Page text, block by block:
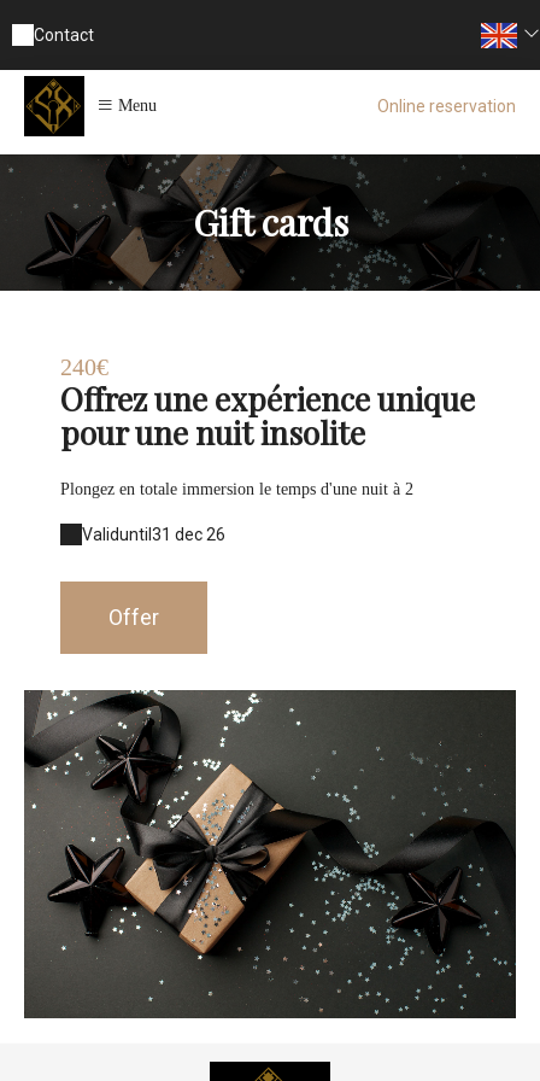
Contact
Menu Online reservation
Gift cards
240€
Offrez une expérience unique
pour une nuit insolite
Validuntil 31 dec 26
Offer